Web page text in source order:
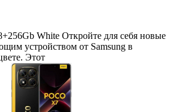
White Откройте для себя новые
устройством от Samsung в
Этот